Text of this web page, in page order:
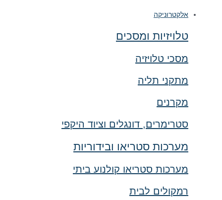
אלקטרוניקה
טלויזיות ומסכים
מסכי טלויזיה
מתקני תליה
מקרנים
סטרימרים, דונגלים וציוד היקפי
מערכות סטריאו ובידוריות
מערכות סטריאו קולנוע ביתי
רמקולים לבית